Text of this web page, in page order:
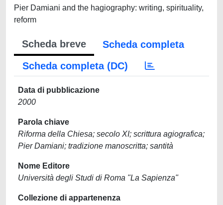
Pier Damiani and the hagiography: writing, spirituality,
reform
Scheda breve
Scheda completa
Scheda completa (DC)
Data di pubblicazione
2000
Parola chiave
Riforma della Chiesa; secolo XI; scrittura agiografica;
Pier Damiani; tradizione manoscritta; santità
Nome Editore
Università degli Studi di Roma "La Sapienza"
Collezione di appartenenza